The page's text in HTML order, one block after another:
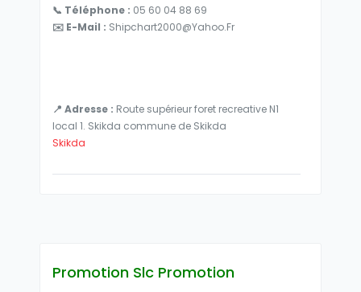
📞 Téléphone : 05 60 04 88 69
✉️ E-Mail : Shipchart2000@yahoo.fr
📍 Adresse : Route supérieur foret recreative N1
local 1. Skikda commune de Skikda
Skikda
Promotion Slc Promotion